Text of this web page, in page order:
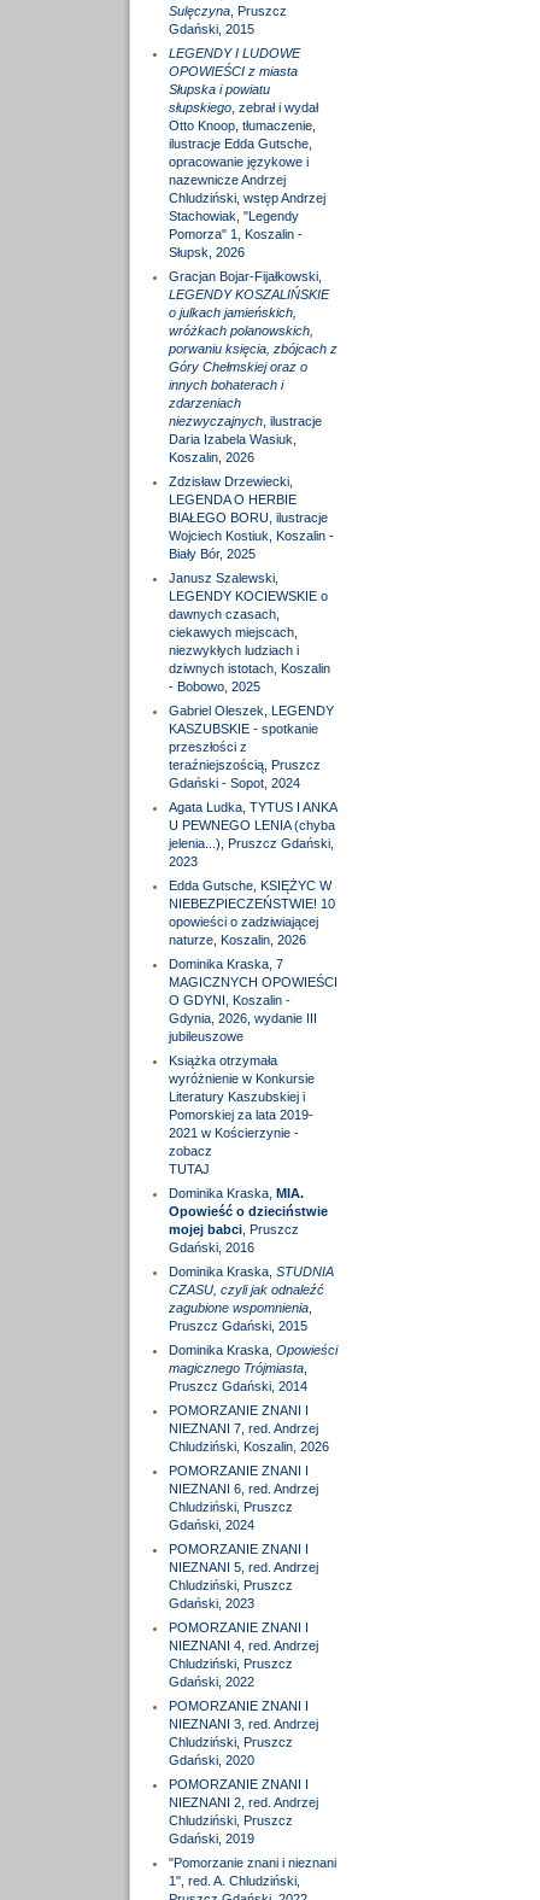
Sulęczyna, Pruszcz
Gdański, 2015
LEGENDY I LUDOWE
OPOWIEŚCI z miasta
Słupska i powiatu
słupskiego, zebrał i wydał
Otto Knoop, tłumaczenie,
ilustracje Edda Gutsche,
opracowanie językowe i
nazewnicze Andrzej
Chludziński, wstęp Andrzej
Stachowiak, "Legendy
Pomorza" 1, Koszalin -
Słupsk, 2026
Gracjan Bojar-Fijałkowski,
LEGENDY KOSZALIŃSKIE
o julkach jamieńskich,
wróżkach polanowskich,
porwaniu księcia, zbójcach z
Góry Chełmskiej oraz o
innych bohaterach i
zdarzeniach
niezwyczajnych, ilustracje
Daria Izabela Wasiuk,
Koszalin, 2026
Zdzisław Drzewiecki,
LEGENDA O HERBIE
BIAŁEGO BORU, ilustracje
Wojciech Kostiuk, Koszalin -
Biały Bór, 2025
Janusz Szalewski,
LEGENDY KOCIEWSKIE o
dawnych czasach,
ciekawych miejscach,
niezwykłych ludziach i
dziwnych istotach, Koszalin
- Bobowo, 2025
Gabriel Oleszek, LEGENDY
KASZUBSKIE - spotkanie
przeszłości z
teraźniejszością, Pruszcz
Gdański - Sopot, 2024
Agata Ludka, TYTUS I ANKA
U PEWNEGO LENIA (chyba
jelenia...), Pruszcz Gdański,
2023
Edda Gutsche, KSIĘŻYC W
NIEBEZPIECZEŃSTWIE! 10
opowieści o zadziwiającej
naturze, Koszalin, 2026
Dominika Kraska, 7
MAGICZNYCH OPOWIEŚCI
O GDYNI, Koszalin -
Gdynia, 2026, wydanie III
jubileuszowe
Książka otrzymała
wyróżnienie w Konkursie
Literatury Kaszubskiej i
Pomorskiej za lata 2019-
2021 w Kościerzynie -
zobacz
TUTAJ
Dominika Kraska, MIA.
Opowieść o dzieciństwie
mojej babci, Pruszcz
Gdański, 2016
Dominika Kraska, STUDNIA
CZASU, czyli jak odnaleźć
zagubione wspomnienia,
Pruszcz Gdański, 2015
Dominika Kraska, Opowieści
magicznego Trójmiasta,
Pruszcz Gdański, 2014
POMORZANIE ZNANI I
NIEZNANI 7, red. Andrzej
Chludziński, Koszalin, 2026
POMORZANIE ZNANI I
NIEZNANI 6, red. Andrzej
Chludziński, Pruszcz
Gdański, 2024
POMORZANIE ZNANI I
NIEZNANI 5, red. Andrzej
Chludziński, Pruszcz
Gdański, 2023
POMORZANIE ZNANI I
NIEZNANI 4, red. Andrzej
Chludziński, Pruszcz
Gdański, 2022
POMORZANIE ZNANI I
NIEZNANI 3, red. Andrzej
Chludziński, Pruszcz
Gdański, 2020
POMORZANIE ZNANI I
NIEZNANI 2, red. Andrzej
Chludziński, Pruszcz
Gdański, 2019
"Pomorzanie znani i nieznani
1", red. A. Chludziński,